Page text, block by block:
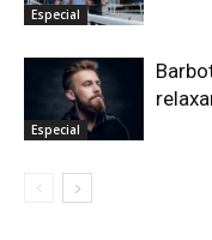
Especial
Especial